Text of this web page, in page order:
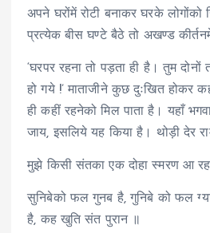
अपने घरोंमें रोटी बनाकर घरके
प्रत्येक बीस घण्टे बैठे तो अखण्ड
‘घरपर रहना तो पड़ता ही है। तुम
हो गये !’ माताजीने कुछ दुःखित होकर
ही कहीं रहनेको मिल पाता है। यहाँ
जाय, इसलिये यह किया है। थोड़ी देर
मुझे किसी संतका एक दोहा स्मरण आ
सुनिबेको फल गुनब है, गुनिबे को फल
है, कह खुति संत पुरान ॥